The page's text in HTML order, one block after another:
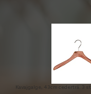
Kavajgalge, 43cm cederträ. 3 st